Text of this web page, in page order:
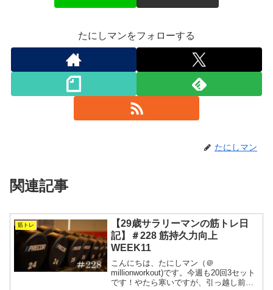
たにしマンをフォローする
たにしマン
関連記事
筋トレ
【29歳サラリーマンの筋トレ日
記】＃228 筋持久力向上
WEEK11
こんにちは、たにしマン（＠
millionworkout)です。今週も20回3セット
です！やたら寒いですが、引っ越し前の